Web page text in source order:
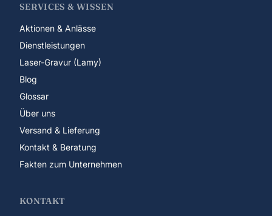
SERVICES & WISSEN
Aktionen & Anlässe
Dienstleistungen
Laser-Gravur (Lamy)
Blog
Glossar
Über uns
Versand & Lieferung
Kontakt & Beratung
Fakten zum Unternehmen
KONTAKT